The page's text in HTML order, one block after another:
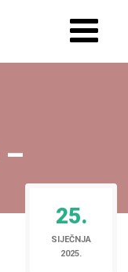
–
25.
SIJEČNJA
2025.